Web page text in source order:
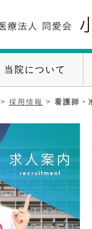
当院について
> 採用情報 > 看護師・